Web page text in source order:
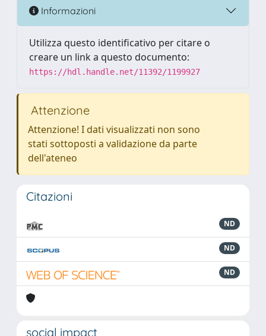
Informazioni
Utilizza questo identificativo per citare o
creare un link a questo documento:
https://hdl.handle.net/11392/1199927
Attenzione
Attenzione! I dati visualizzati non sono
stati sottoposti a validazione da parte
dell'ateneo
Citazioni
ND
ND
ND
social impact